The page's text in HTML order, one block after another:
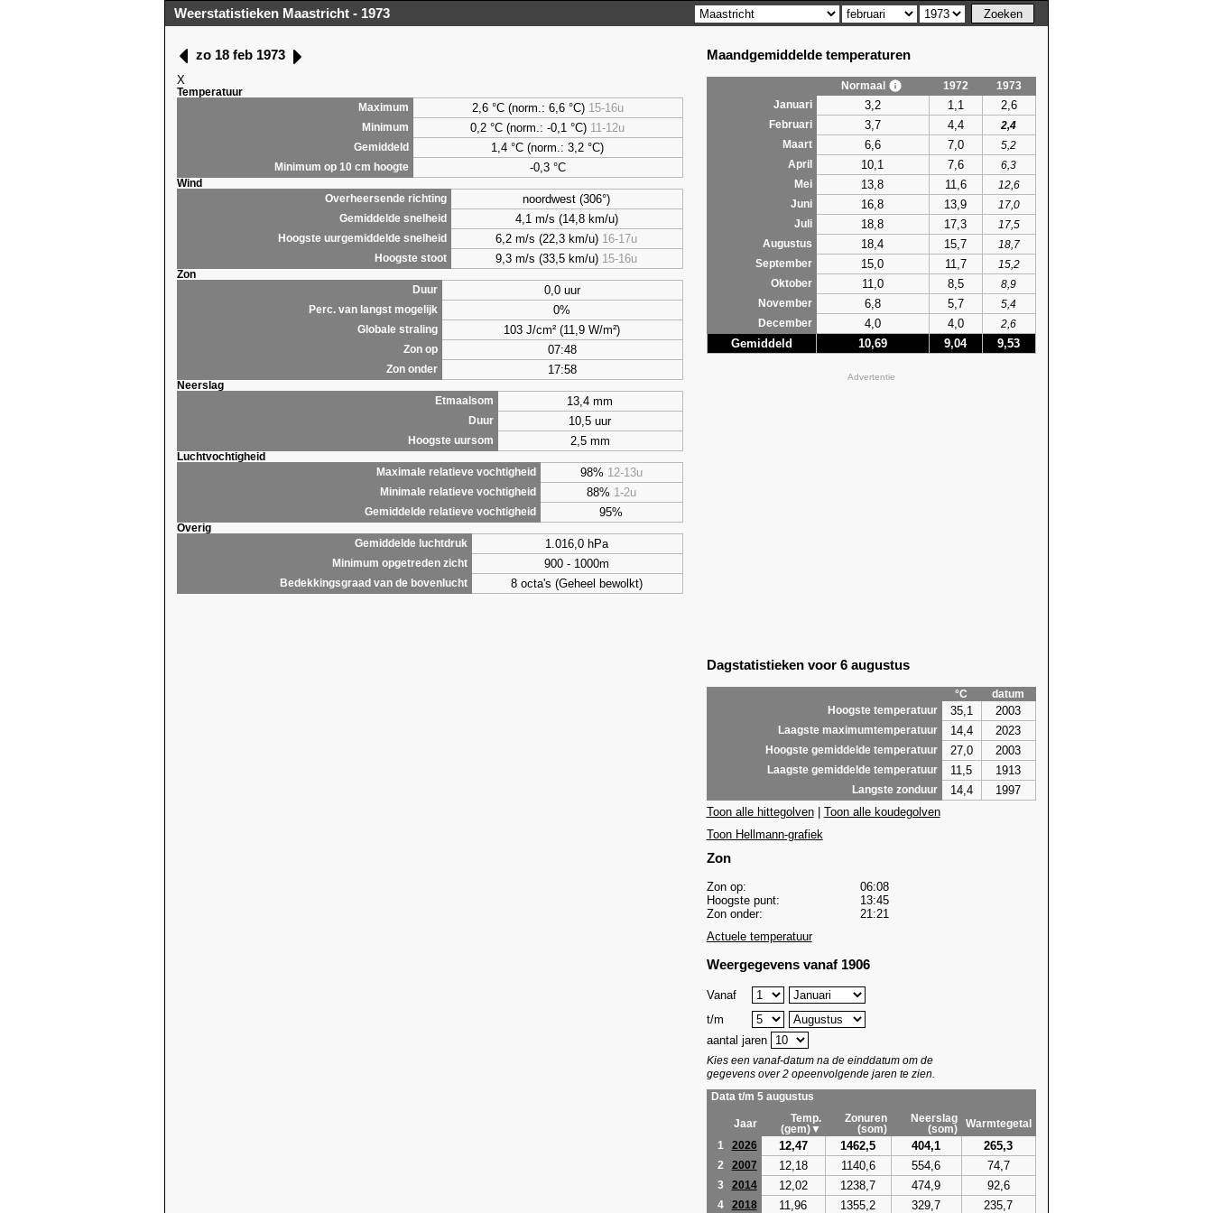
Weerstatistieken Maastricht - 1973
zo 18 feb 1973
X
Temperatuur
Maximum
2,6°C (norm.: 6,6 °C) 15-16u
Minimum 0,2 °C (norm.: -0,1 °C) 11-12u
Gemiddeld 1,4 °C (norm.: 3,2 °C)
Minimum op 10 cm hoogte -0,3 °C
Wind
Overheersende richting
noordwest (306°)
Gemiddelde snelheid 4,1 m/s (14,8 km/u)
Hoogste uurgemiddelde snelheid 6,2 m/s (22,3 km/u) 16-17u
Hoogste stoot 9,3 m/s (33,5 km/u) 15-16u
Zon
Duur
0,0 uur
Perc. van langst mogelijk 0%
Globale straling 103 J/cm² (11,9 W/m²)
Zon op 07:48
Zon onder 17:58
Neerslag
Etmaalsom
13,4 mm
Duur 10,5 uur
Hoogste uursom 2,5 mm
Luchtvochtigheid
Maximale relatieve vochtigheid
98% 12-13u
Minimale relatieve vochtigheid 88% 1-2u
Gemiddelde relatieve vochtigheid 95%
Overig
Gemiddelde luchtdruk
1.016,0 hPa
Minimum opgetreden zicht 900 - 1000m
Bedekkingsgraad van de bovenlucht 8 octa's (Geheel bewolkt)
Maandgemiddelde temperaturen
Normaal 1972
1973
Januari
3,2 1,1 2,6
Februari 3,7 4,4
2,4
Maart
6,6 7,0
5,2
April
10,1 7,6
6,3
Mei
13,8 11,6
12,6
Juni
16,8 13,9
17,0
Juli
18,8 17,3
17,5
Augustus
18,4 15,7
18,7
September
15,0 11,7
15,2
Oktober
11,0 8,5
8,9
November
6,8 5,7
5,4
December
4,0 4,0 2,6
Gemiddeld 10,69 9,04 9,53
Advertentie
Dagstatistieken voor 6 augustus
°C
datum
Hoogste temperatuur
35,1 2003
Laagste maximumtemperatuur 14,4 2023
Hoogste gemiddelde temperatuur 27,0 2003
Laagste gemiddelde temperatuur 11,5 1913
Langste zonduur 14,4
1997
Toon alle hittegolven| Toon alle koudegolven
Toon Hellmann-grafiek
Zon
Zon op:
06:08
Hoogste punt:
13:45
Zon onder:
21:21
Actuele temperatuur
Weergegevens vanaf 1906
Vanaf
t/m
aantal jaren
Kies een vanaf-datum na de einddatum om de
gegevens over 2 opeenvolgende jaren te zien.
Data t/m 5 augustus
Jaar
Temp.
(gem)▼
Zonuren
(som)
Neerslag
(som)
Warmtegetal
1
2026 12,47 1462,5 404,1 265,3
2 2007 12,18 1140,6 554,6 74,7
3 2014 12,02 1238,7 474,9 92,6
4 2018 11,96 1355,2 329,7 235,7